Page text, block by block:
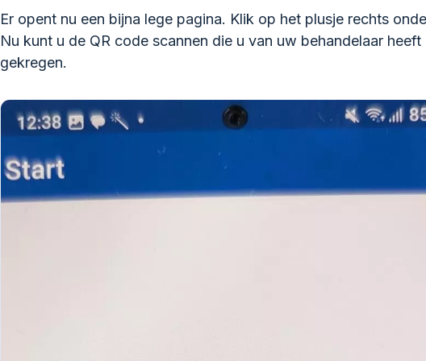
Er opent nu een bijna lege pagina. Klik op het plusje rechts
Nu kunt u de QR code scannen die u van uw behandelaar heeft
gekregen.